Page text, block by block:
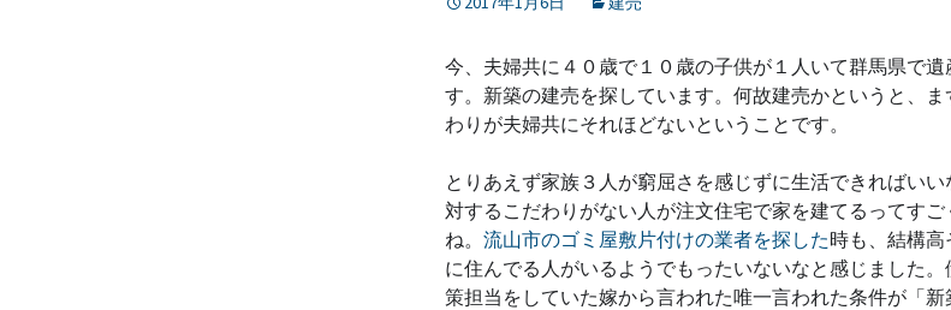
今、夫婦共に４０歳で１０歳の子供が１人いて群馬県で遺
す。新築の建売を探しています。何故建売かというと、
わりが夫婦共にそれほどないということです。
とりあえず家族３人が窮屈さを感じずに生活できればい
対するこだわりがない人が注文住宅で家を建てるってす
ね。 流山市のゴミ屋敷片付けの業者を探した時も、結構
に住んでる人がいるようでもったいないなと感じました
策担当をしていた嫁から言われた唯一言われた条件が「